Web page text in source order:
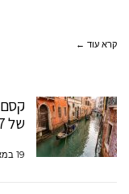
קרא עוד ←
קסם
של 7 ימים מוונציה
19 במאי 2026